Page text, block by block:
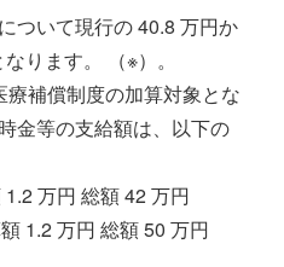
ついて現行の 40.8 万円か
ります。 （※）。
療補償制度の加算対象とな
金等の支給額は、以下の
万円 総額 42 万円
1.2 万円 総額 50 万円